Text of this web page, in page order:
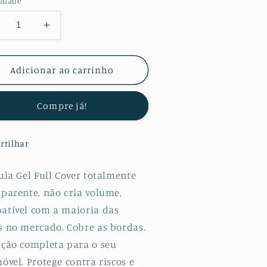
Aumentar
a
quantidade
de
Película
de
Hydrogel
Blade
11
Prime
Adicionar ao carrinho
Compre já!
Gel Full Cover totalmente
não cria volume,
com a maioria das
no mercado. Cobre as bordas.
completa para o seu
Protege contra riscos e